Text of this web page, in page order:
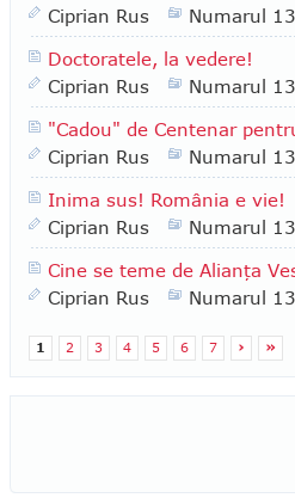
Ciprian Rus
Numarul
Doctoratele, la vedere!
Ciprian Rus
Numarul
"Cadou" de Centenar
Ciprian Rus
Numarul
Inima sus! România e vie!
Ciprian Rus
Numarul
Cine se teme de Alianţa
Ciprian Rus
Numarul
1 2 3 4 5 6 7 › »